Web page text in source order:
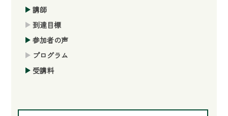
講師
到達目標
参加者の声
プログラム
受講料